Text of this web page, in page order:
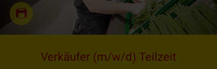
Verkäufer (m/w/d) Teilzeit